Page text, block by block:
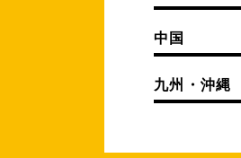
中国
九州・沖縄